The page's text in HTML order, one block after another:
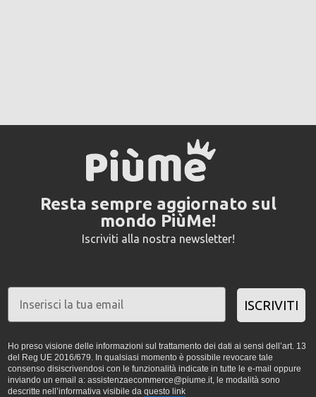
Resta sempre aggiornato sul
mondo PiùMe!
Iscriviti alla nostra newsletter!
ISCRIVITI
Ho preso visione delle informazioni sul trattamento dei dati ai sensi dell’art. 13
del Reg UE 2016/679. In qualsiasi momento è possibile revocare tale
consenso disiscrivendosi con le funzionalità indicate in tutte le e-mail oppure
inviando un email a: assistenzaecommerce@piume.it, le modalità sono
descritte nell’informativa visibile da questo link